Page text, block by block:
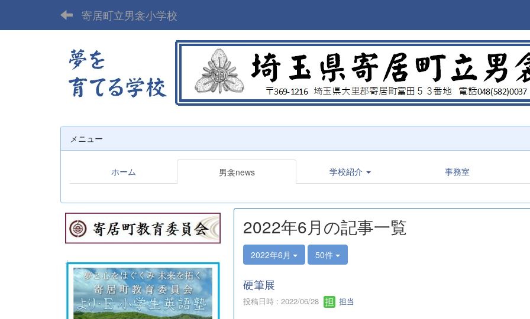
寄居町立男衾小学校
メニュー
ホーム 男衾news 学校紹介 事務室
2022年6月の記事一覧
2022年6月 50件
硬筆展
投稿日時 : 2022/06/28 担当